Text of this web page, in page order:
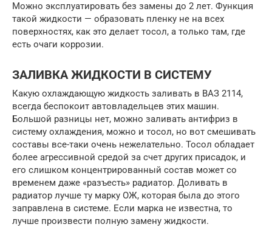
Можно эксплуатировать без замены до 2 лет. Функция
такой жидкости — образовать пленку не на всех
поверхностях, как это делает тосол, а только там, где
есть очаги коррозии.
ЗАЛИВКА ЖИДКОСТИ В СИСТЕМУ
Какую охлаждающую жидкость заливать в ВАЗ 2114,
всегда беспокоит автовладельцев этих машин.
Большой разницы нет, можно заливать антифриз в
систему охлаждения, можно и тосол, но вот смешивать
составы все-таки очень нежелательно. Тосол обладает
более агрессивной средой за счет других присадок, и
его слишком концентрированный состав может со
временем даже «разъесть» радиатор. Доливать в
радиатор лучше ту марку ОЖ, которая была до этого
заправлена в системе. Если марка не известна, то
лучше произвести полную замену жидкости.